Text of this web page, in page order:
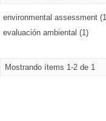
environmental assessment
evaluación ambiental (1)
Mostrando ítems 1-2 de 1